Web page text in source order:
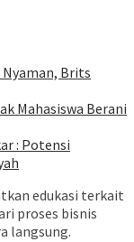
Nyaman, Brits
Mahasiswa Berani
: Potensi
edukasi terkait
proses bisnis
langsung.